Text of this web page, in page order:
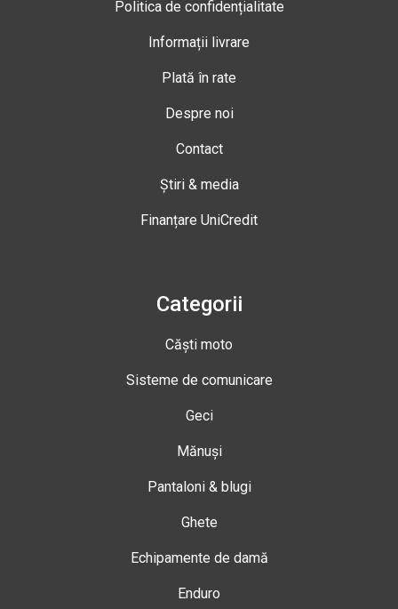
Politica de confidențialitate
Informații livrare
Plată în rate
Despre noi
Contact
Știri & media
Finanțare UniCredit
Categorii
Căști moto
Sisteme de comunicare
Geci
Mănuși
Pantaloni & blugi
Ghete
Echipamente de damă
Enduro